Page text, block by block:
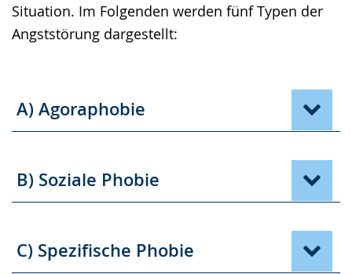
Situation. Im Folgenden werden fünf Typen der
Angststörung dargestellt:
A) Agoraphobie
B) Soziale Phobie
C) Spezifische Phobie